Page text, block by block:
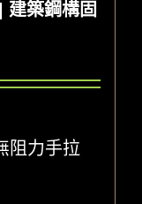
築鋼構固
阻力手拉